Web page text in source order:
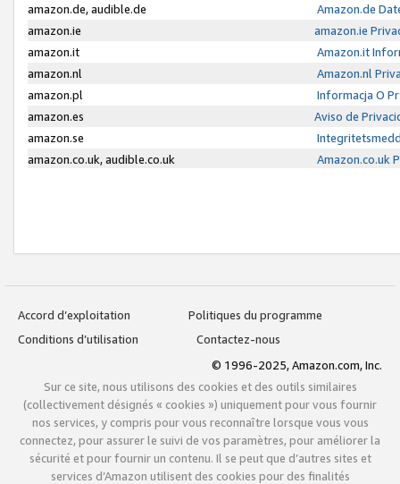
amazon.de, audible.de
Amazon.de
amazon.ie
amazon.ie
amazon.it
Amazon.it
amazon.nl
Amazon.nl
amazon.pl
Informacja O
amazon.es
Aviso de
amazon.se
amazon.co.uk, audible.co.uk
Amazon.co.uk
Accord d’exploitation
Politiques du programme
Conditions d’utilisation
Contactez-nous
© 1996-2025, Amazon.com, Inc.
Sur ce site, nous utilisons des cookies et des outils similaires
(collectivement désignés « cookies ») uniquement pour vous fournir
nos services, y compris pour vous reconnaître lorsque vous vous
connectez, pour assurer le suivi de vos paramètres, pour améliorer la
sécurité et pour fournir un contenu. Il se peut que d’autres sites et
services d’Amazon utilisent des cookies pour des finalités